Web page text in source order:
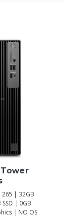
Tower
265 | 32GB
| 0GB
| NO OS